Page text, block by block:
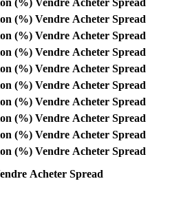
(%) Vendre Acheter Spread
(%) Vendre Acheter Spread
(%) Vendre Acheter Spread
(%) Vendre Acheter Spread
(%) Vendre Acheter Spread
(%) Vendre Acheter Spread
(%) Vendre Acheter Spread
(%) Vendre Acheter Spread
(%) Vendre Acheter Spread
(%) Vendre Acheter Spread
Acheter Spread